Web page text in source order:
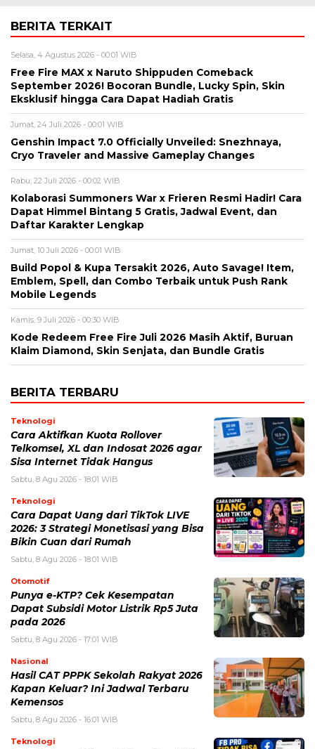
BERITA TERKAIT
Selasa, 4 Agustus 2026 - 00:01 WIB
Free Fire MAX x Naruto Shippuden Comeback
September 2026! Bocoran Bundle, Lucky Spin, Skin
Eksklusif hingga Cara Dapat Hadiah Gratis
Jumat, 24 Juli 2026 - 00:01 WIB
Genshin Impact 7.0 Officially Unveiled: Snezhnaya,
Cryo Traveler and Massive Gameplay Changes
Rabu, 22 Juli 2026 - 00:02 WIB
Kolaborasi Summoners War x Frieren Resmi Hadir! Cara
Dapat Himmel Bintang 5 Gratis, Jadwal Event, dan
Daftar Karakter Lengkap
Jumat, 10 Juli 2026 - 00:01 WIB
Build Popol & Kupa Tersakit 2026, Auto Savage! Item,
Emblem, Spell, dan Combo Terbaik untuk Push Rank
Mobile Legends
Kamis, 9 Juli 2026 - 00:30 WIB
Kode Redeem Free Fire Juli 2026 Masih Aktif, Buruan
Klaim Diamond, Skin Senjata, dan Bundle Gratis
BERITA TERBARU
Teknologi
Cara Aktifkan Kuota Rollover
Telkomsel, XL dan Indosat 2026 agar
Sisa Internet Tidak Hangus
Sabtu, 8 Agu 2026 - 18:01 WIB
Teknologi
Cara Dapat Uang dari TikTok LIVE
2026: 3 Strategi Monetisasi yang Bisa
Bikin Cuan dari Rumah
Sabtu, 8 Agu 2026 - 18:01 WIB
Otomotif
Punya e-KTP? Cek Kesempatan
Dapat Subsidi Motor Listrik Rp5 Juta
pada 2026
Sabtu, 8 Agu 2026 - 17:01 WIB
Nasional
Hasil CAT PPPK Sekolah Rakyat 2026
Kapan Keluar? Ini Jadwal Terbaru
Kemensos
Sabtu, 8 Agu 2026 - 16:01 WIB
Teknologi